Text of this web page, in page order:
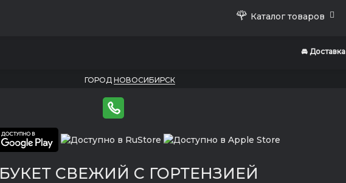
🌹 Каталог товаров
🚘 Доставка
ГОРОД НОВОСИБИРСК
БУКЕТ СВЕЖИЙ С ГОРТЕНЗИЕЙ